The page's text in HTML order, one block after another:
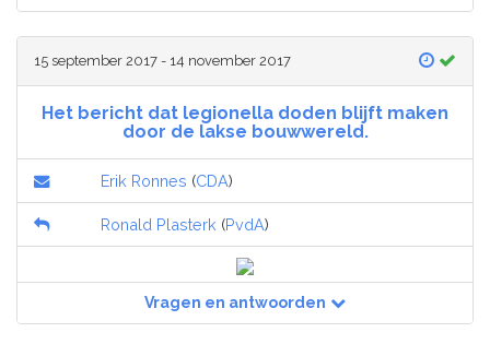
15 september 2017 - 14 november 2017
Het bericht dat legionella doden blijft maken
door de lakse bouwwereld.
Erik Ronnes (CDA)
Ronald Plasterk (PvdA)
Vragen en antwoorden